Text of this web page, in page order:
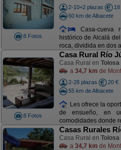
8 Fotos
2-10+2 plazas
18
60 km de Albacete
Casa-cueva
histórico de Alcalá
roca, dividida en dos
8 Fotos
Casa Rural Río
Casa Rural en
a 34,7 km de
2-28 plazas
20 €
55 km de Albacete
Les ofrece la
de ensueño, en
comodidades donde
Casas Rurales
Casa Rural en
a 34,7 km de